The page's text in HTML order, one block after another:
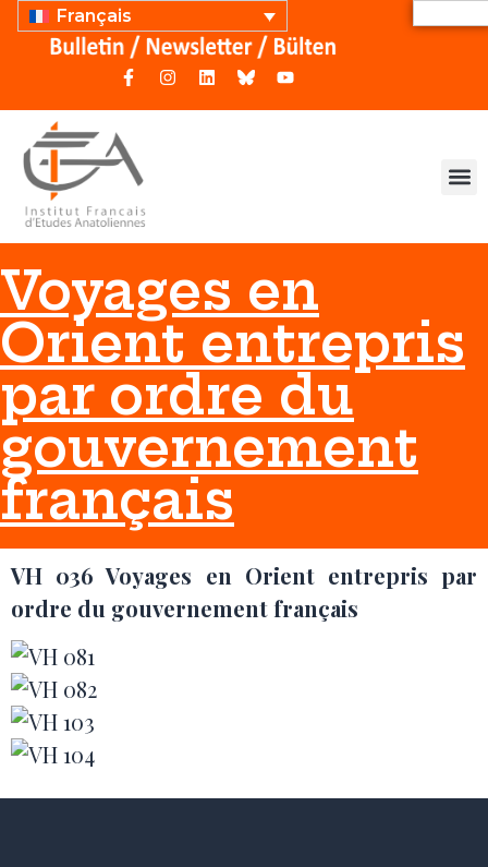
Français
Voyages en
Orient entrepris
par ordre du
gouvernement
français
VH 036 Voyages en Orient entrepris par
ordre du gouvernement français